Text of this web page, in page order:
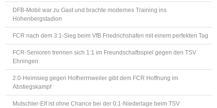
DFB-Mobil war zu Gast und brachte modernes Training ins
Hohenbergstadion
FCR nach dem 3:1-Sieg beim VfB Friedrichshafen mit einem perfekten Tag
FCR-Senioren trennen sich 1:1 im Freundschaftsspiel gegen den TSV
Ehningen
2:0-Heimsieg gegen Hofherrnweiler gibt dem FCR Hoffnung im
Abstiegskampf
Mutschler-Elf ist ohne Chance bei der 0:1-Niederlage beim TSV